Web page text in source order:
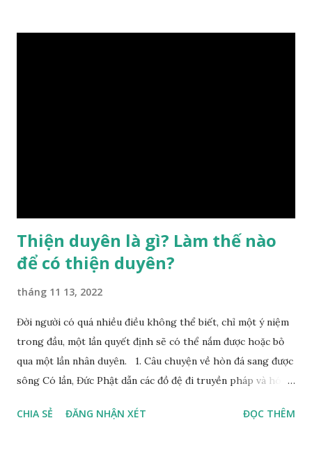
Thiện duyên là gì? Làm thế nào
để có thiện duyên?
tháng 11 13, 2022
Đời người có quá nhiều điều không thể biết, chỉ một ý niệm
trong đầu, một lần quyết định sẽ có thể nắm được hoặc bỏ
qua một lần nhân duyên. 1. Câu chuyện về hòn đá sang được
sông Có lần, Đức Phật dẫn các đồ đệ đi truyền pháp và hóa
Phật hỏi các đồ đệ rằng: – Bây giờ nếu ta ném hòn đá này
CHIA SẺ ĐĂNG NHẬN XÉT ĐỌC THÊM